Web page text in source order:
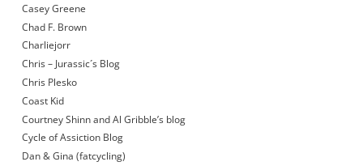
Casey Greene
Chad F. Brown
Charliejorr
Chris – Jurassic´s Blog
Chris Plesko
Coast Kid
Courtney Shinn and Al Gribble’s blog
Cycle of Assiction Blog
Dan & Gina (fatcycling)